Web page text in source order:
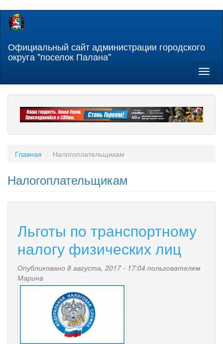
Перейти
содержанию
Официальный сайт администрации городского
округа "поселок Палана"
Главная Налогоплательщикам
Налогоплательщикам
Льготы по транспортному
налогу физических лиц
Опубликовано 8 августа, 2017 - 17:04 пользователем
Марина
nalog.jpg